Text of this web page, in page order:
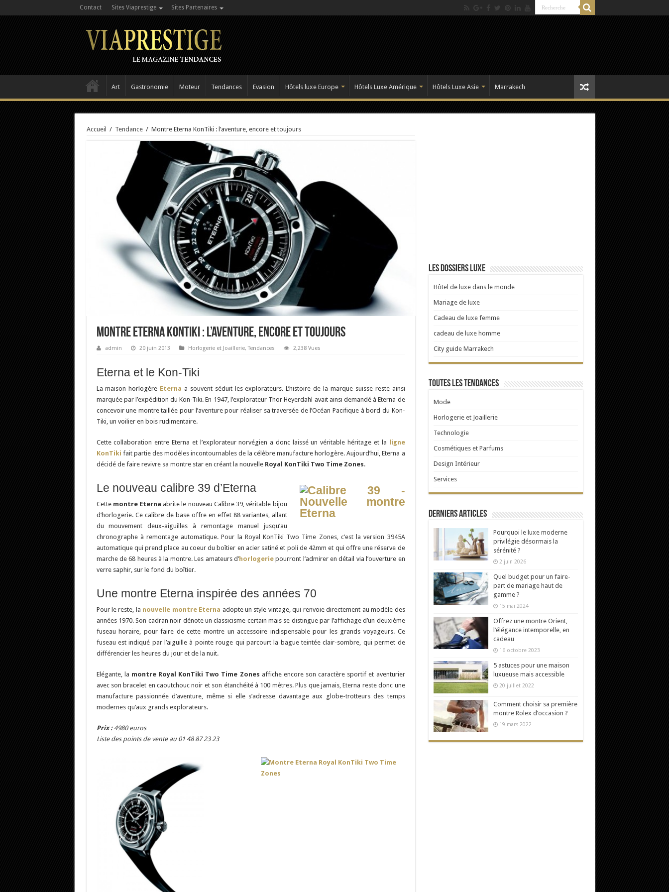
Contact Sites Viaprestige Sites Partenaires
Art Gastronomie Moteur Tendances Evasion Hôtels luxe Europe Hôtels Luxe Amérique Hôtels Luxe Asie Marrakech
Accueil / Tendance / Montre Eterna KonTiki : l’aventure, encore et toujours
Montre Eterna KonTiki : l’aventure, encore et toujours
admin 20 juin 2013 Horlogerie et Joaillerie,Tendances 2,238 Vues
Eterna et le Kon-Tiki
La maison horlogère Eterna a souvent séduit les explorateurs. L’histoire de la marque suisse reste ainsi
marquée par l’expédition du Kon-Tiki. En 1947, l’explorateur Thor Heyerdahl avait ainsi demandé à Eterna de
concevoir une montre taillée pour l’aventure pour réaliser sa traversée de l’Océan Pacifique à bord du Kon-
Tiki, un voilier en bois rudimentaire.
Cette collaboration entre Eterna et l’explorateur norvégien a donc laissé un véritable héritage et la
ligne
KonTiki fait partie des modèles incontournables de la célèbre manufacture horlogère. Aujourd’hui, Eterna a
décidé de faire revivre sa montre star en créant la nouvelle Royal KonTiki Two Time Zones.
Le nouveau calibre 39 d’Eterna
Cette montre Eterna abrite le nouveau Calibre 39, véritable bijou
d’horlogerie. Ce calibre de base offre en effet 88 variantes, allant
du mouvement deux-aiguilles à remontage manuel jusqu’au
chronographe à remontage automatique. Pour la Royal KonTiki Two Time Zones, c’est la version 3945A
automatique qui prend place au coeur du boîtier en acier satiné et poli de 42mm et qui offre une réserve de
marche de 68 heures à la montre. Les amateurs d’horlogeriepourront l’admirer en détail via l’ouverture en
verre saphir, sur le fond du boîtier.
Une montre Eterna inspirée des années 70
Pour le reste, la nouvelle montre Eterna adopte un style vintage, qui renvoie directement au modèle des
années 1970. Son cadran noir dénote un classicisme certain mais se distingue par l’affichage d’un deuxième
fuseau horaire, pour faire de cette montre un accessoire indispensable pour les grands voyageurs. Ce
fuseau est indiqué par l’aiguille à pointe rouge qui parcourt la bague teintée clair-sombre, qui permet de
différencier les heures du jour et de la nuit.
Elégante, la montre Royal KonTiki Two Time Zones affiche encore son caractère sportif et aventurier
avec son bracelet en caoutchouc noir et son étanchéité à 100 mètres. Plus que jamais, Eterna reste donc une
manufacture passionnée d’aventure, même si elle s’adresse davantage aux globe-trotteurs des temps
modernes qu’aux grands explorateurs.
Prix :4980 euros
Liste des points de vente au 01 48 87 23 23
Les dossiers luxe
Hôtel de luxe dans le monde
Mariage de luxe
Cadeau de luxe femme
cadeau de luxe homme
City guide Marrakech
Toutes les tendances
Mode
Horlogerie et Joaillerie
Technologie
Cosmétiques et Parfums
Design Intérieur
Services
Derniers articles
Pourquoi le luxe moderne
privilégie désormais la
sérénité ?
2 juin 2026
Quel budget pour un faire-
part de mariage haut de
gamme ?
15 mai 2024
Offrez une montre Orient,
l’élégance intemporelle, en
cadeau
16 octobre 2023
5 astuces pour une maison
luxueuse mais accessible
20 juillet 2022
Comment choisir sa première
montre Rolex d’occasion ?
19 mars 2022